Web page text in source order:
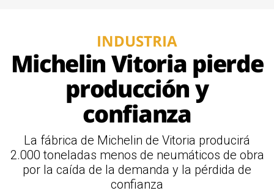
INDUSTRIA
Michelin Vitoria pierde
producción y
confianza
La fábrica de Michelin de Vitoria producirá
2.000 toneladas menos de neumáticos de obra
por la caída de la demanda y la pérdida de
confianza